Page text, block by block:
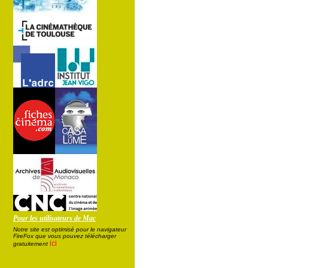
Pour les utilisateurs de Mac
Notre site est optimisé pour le navigateur
FireFox que vous pouvez télécharger
gratuitement ici